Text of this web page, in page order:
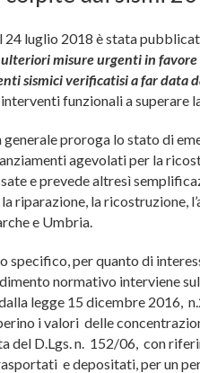
24 luglio 2018 è stata
misure urgenti in
sismici verificatisi a far data
funzionali a superare
proroga lo stato di
agevolati per la
e prevede altresì
riparazione, la ricostruzione,
e Umbria.
specifico, per quanto di
normativo interviene
legge 15 dicembre 2016,
i valori delle
del D.Lgs. n. 152/06, con
e depositati, per un